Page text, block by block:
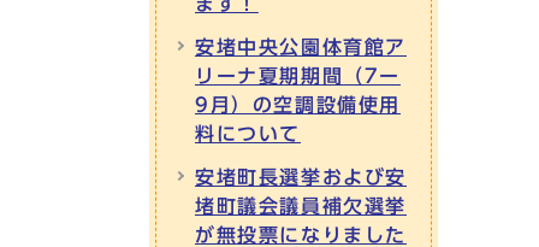
ます！
安堵中央公園体育館ア
リーナ夏期期間（7ー
9月）の空調設備使用
料について
安堵町長選挙および安
堵町議会議員補欠選挙
が無投票になりました